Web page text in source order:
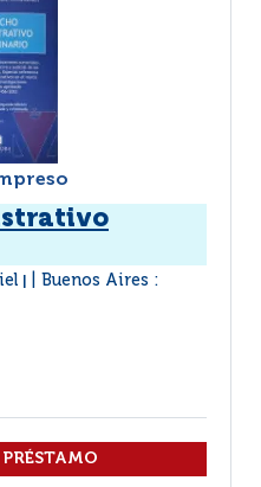
Buenos Aires :